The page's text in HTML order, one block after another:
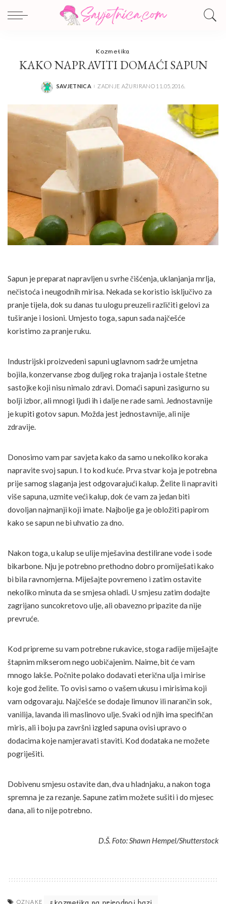
Kozmetika
KAKO NAPRAVITI DOMAĆI SAPUN
POSTED
SAVJETNICA ZADNJE AŽURIRANO 11.05.2016.
Sapun je preparat napravljen u svrhe čišćenja, uklanjanja mrlja,
nečistoća i neugodnih mirisa. Nekada se koristio isključivo za
pranje tijela, dok su danas tu ulogu preuzeli različiti gelovi za
tuširanje i losioni. Umjesto toga, sapun sada najčešće
koristimo za pranje ruku.
Industrijski proizvedeni sapuni uglavnom sadrže umjetna
bojila, konzervanse zbog duljeg roka trajanja i ostale štetne
sastojke koji nisu nimalo zdravi. Domaći sapuni zasigurno su
bolji izbor, ali mnogi ljudi ih i dalje ne rade sami. Jednostavnije
je kupiti gotov sapun. Možda jest jednostavnije, ali nije
zdravije.
Donosimo vam par savjeta kako da samo u nekoliko koraka
napravite svoj sapun. I to kod kuće. Prva stvar koja je potrebna
prije samog slaganja jest odgovarajući kalup. Želite li napraviti
više sapuna, uzmite veći kalup, dok će vam za jedan biti
dovoljan najmanji koji imate. Najbolje ga je obložiti papirom
kako se sapun ne bi uhvatio za dno.
Nakon toga, u kalup se ulije mješavina destilirane vode i sode
bikarbone. Nju je potrebno prethodno dobro promiješati kako
bi bila ravnomjerna. Miješajte povremeno i zatim ostavite
nekoliko minuta da se smjesa ohladi. U smjesu zatim dodajte
zagrijano suncokretovo ulje, ali obavezno pripazite da nije
prevruće.
Kod pripreme su vam potrebne rukavice, stoga radije miješajte
štapnim mikserom nego uobičajenim. Naime, bit će vam
mnogo lakše. Počnite polako dodavati eterična ulja i mirise
koje god želite. To ovisi samo o vašem ukusu i mirisima koji
vam odgovaraju. Najčešće se dodaje limunov ili narančin sok,
vanilija, lavanda ili maslinovo ulje. Svaki od njih ima specifičan
miris, ali i boju pa završni izgled sapuna ovisi upravo o
dodacima koje namjeravati staviti. Kod dodataka ne možete
pogriješiti.
Dobivenu smjesu ostavite dan, dva u hladnjaku, a nakon toga
spremna je za rezanje. Sapune zatim možete sušiti i do mjesec
dana, ali to nije potrebno.
D.Š. Foto: Shawn Hempel/Shutterstock
OZNAKE kozmetika na prirodnoj bazi